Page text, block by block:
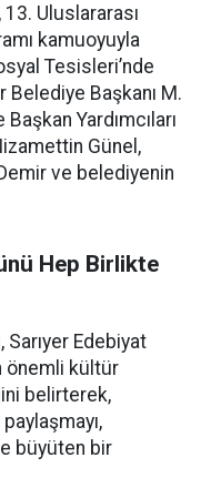
Uluslararası
kamuoyuyla
Tesisleri’nde
Belediye Başkanı M.
Yardımcıları
Günel,
ve belediyenin
Hep Birlikte
Edebiyat
önemli kültür
belirterek,
büyüten bir